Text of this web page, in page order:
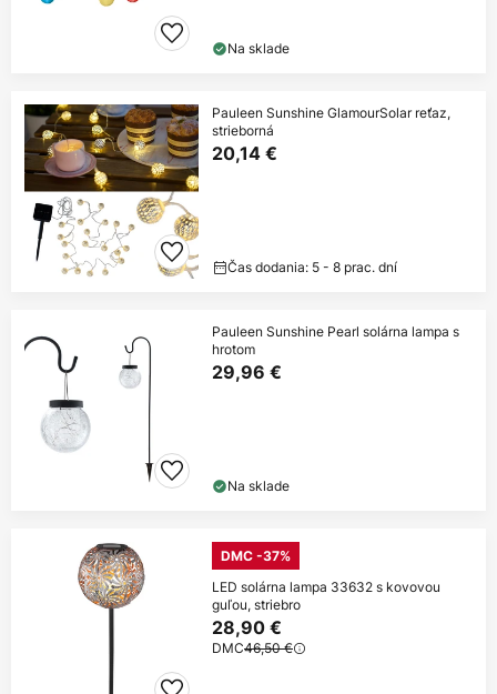
Na sklade
Pauleen Sunshine GlamourSolar reťaz,
strieborná
20,14 €
Čas dodania: 5 - 8 prac. dní
Pauleen Sunshine Pearl solárna lampa s
hrotom
29,96 €
Na sklade
DMC -37%
LED solárna lampa 33632 s kovovou
guľou, striebro
28,90 €
DMC46,50 €